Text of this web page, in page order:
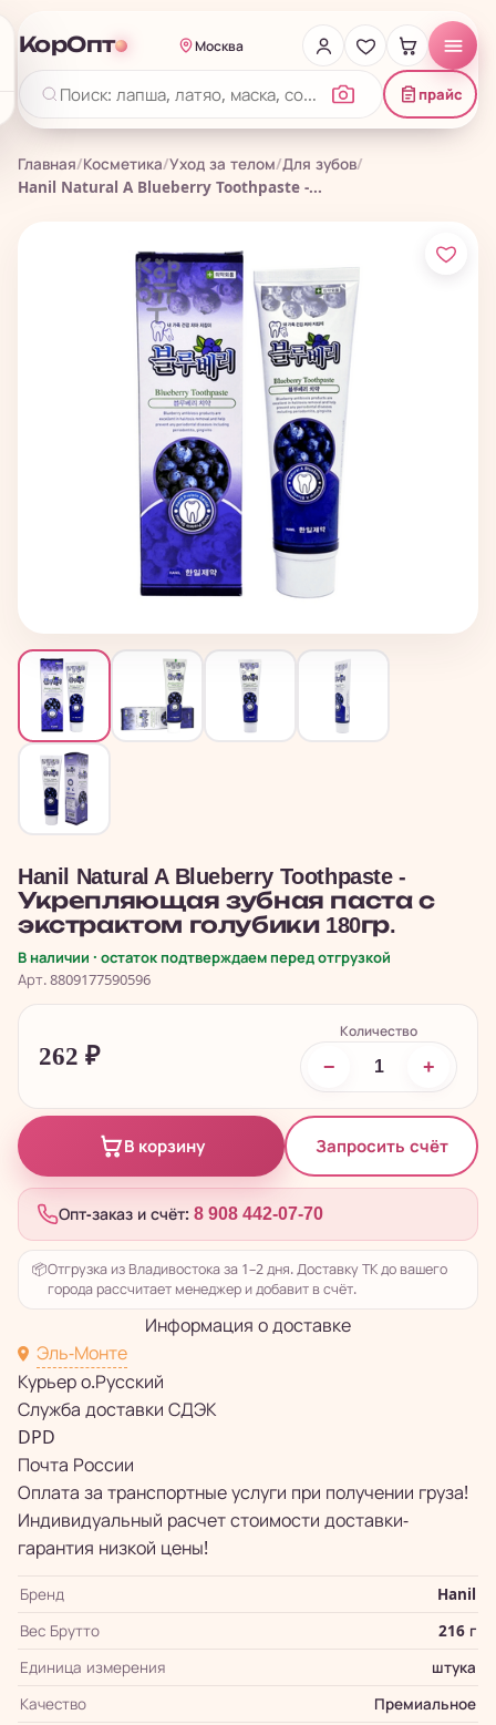
КорОпт Москва
прайс
Главная/Косметика/Уход за телом/Для зубов/
Hanil Natural A Blueberry Toothpaste -...
Hanil Natural A Blueberry Toothpaste -
Укрепляющая зубная паста с
экстрактом голубики 180гр.
В наличии · остаток подтверждаем перед отгрузкой
Арт. 8809177590596
262 ₽
Количество
− +
В корзину Запросить счёт
Опт-заказ и счёт: 8 908 442-07-70
📦Отгрузка из Владивостока за 1–2 дня. Доставку ТК до вашего
города рассчитает менеджер и добавит в счёт.
Информация о доставке
Эль-Монте
Курьер о.Русский
Служба доставки СДЭК
DPD
Почта России
Оплата за транспортные услуги при получении груза!
Индивидуальный расчет стоимости доставки-
гарантия низкой цены!
Бренд
Hanil
Вес Брутто
216 г
Единица измерения
штука
Качество
Премиальное